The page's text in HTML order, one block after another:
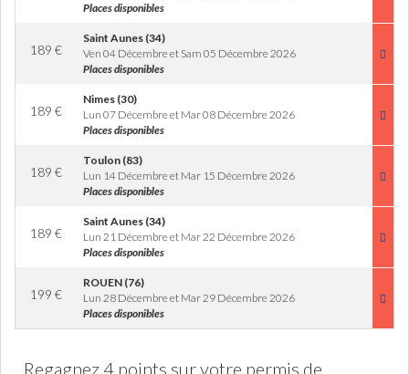
Places disponibles
189 €
Saint Aunes (34)
Ven 04 Décembre et Sam 05 Décembre 2026
Places disponibles
189 €
Nimes (30)
Lun 07 Décembre et Mar 08 Décembre 2026
Places disponibles
189 €
Toulon (83)
Lun 14 Décembre et Mar 15 Décembre 2026
Places disponibles
189 €
Saint Aunes (34)
Lun 21 Décembre et Mar 22 Décembre 2026
Places disponibles
199 €
ROUEN (76)
Lun 28 Décembre et Mar 29 Décembre 2026
Places disponibles
Regagnez 4 points sur votre permis de